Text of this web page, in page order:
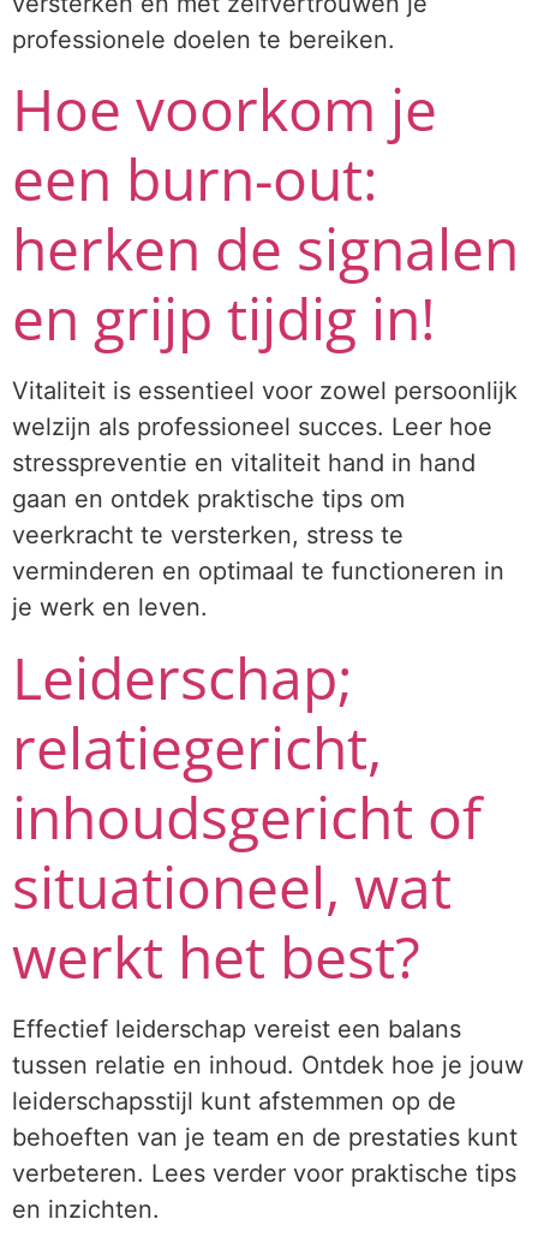
professionele doelen te bereiken.
Hoe voorkom je
een burn-out:
herken de signalen
en grijp tijdig in!
Vitaliteit is essentieel voor zowel persoonlijk
welzijn als professioneel succes. Leer hoe
stresspreventie en vitaliteit hand in hand
gaan en ontdek praktische tips om
veerkracht te versterken, stress te
verminderen en optimaal te functioneren in
je werk en leven.
Leiderschap;
relatiegericht,
inhoudsgericht of
situationeel, wat
werkt het best?
Effectief leiderschap vereist een balans
tussen relatie en inhoud. Ontdek hoe je jouw
leiderschapsstijl kunt afstemmen op de
behoeften van je team en de prestaties kunt
verbeteren. Lees verder voor praktische tips
en inzichten.